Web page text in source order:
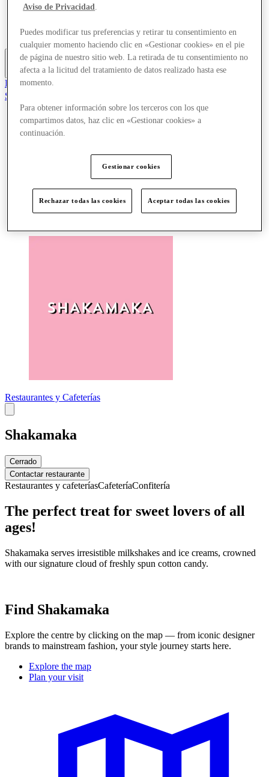
Comer y beber
Servicios
Más
El Club
Salvado
es
Tiendas
Ofertas
Servicios
Restaurantes y Cafeterías
Shakamaka
Cerrado
Contactar restaurante
Restaurantes y cafeteríasCafeteríaConfitería
The perfect treat for sweet lovers of all
ages!
Shakamaka serves irresistible milkshakes and ice creams, crowned
with our signature cloud of freshly spun cotton candy.
Find Shakamaka
Explore the centre by clicking on the map — from iconic designer
brands to mainstream fashion, your style journey starts here.
Explore the map
Plan your visit
Aviso de Privacidad.
Puedes modificar tus preferencias y retirar tu consentimiento en
cualquier momento haciendo clic en «Gestionar cookies» en el pie
de página de nuestro sitio web. La retirada de tu consentimiento no
afecta a la licitud del tratamiento de datos realizado hasta ese
momento.
Para obtener información sobre los terceros con los que
compartimos datos, haz clic en «Gestionar cookies» a
continuación.
Gestionar cookies
Rechazar todas las cookies Aceptar todas las cookies